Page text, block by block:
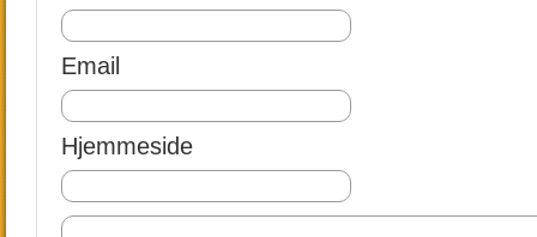
Email
Hjemmeside